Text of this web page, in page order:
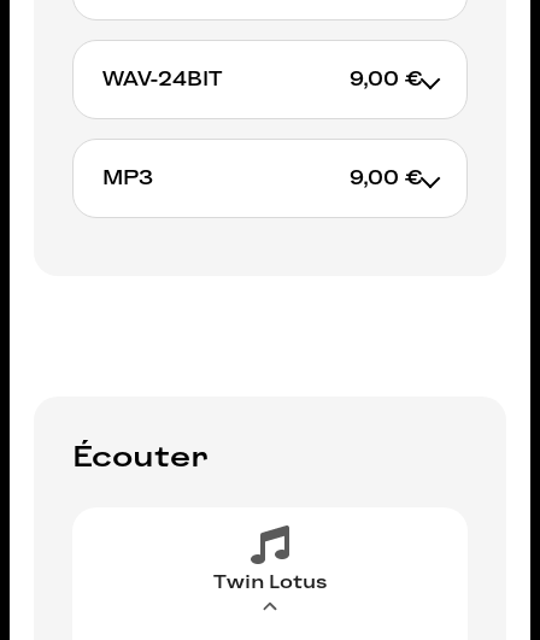
AJOUTER AU PANIER
WAV-24BIT 9,00 €
AJOUTER AU PANIER
MP3 9,00 €
Écouter
Twin Lotus